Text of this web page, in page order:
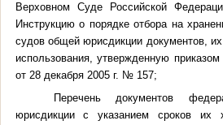
Верховном Суде Российской
Инструкцию о порядке отбора на
судов общей юрисдикции документов,
использования, утвержденную
от 28 декабря 2005 г. № 157;
Перечень документов
юрисдикции с указанием сроков их